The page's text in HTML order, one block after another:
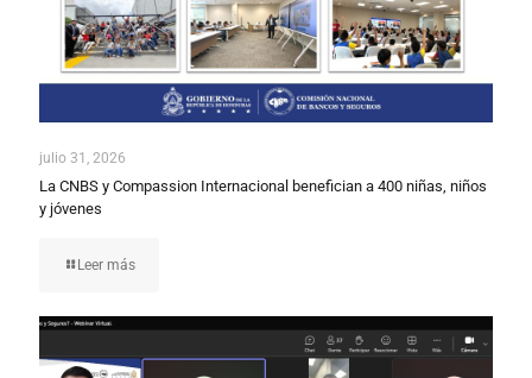
julio 31, 2026
La CNBS y Compassion Internacional benefician a 400 niñas, niños
y jóvenes
Leer más